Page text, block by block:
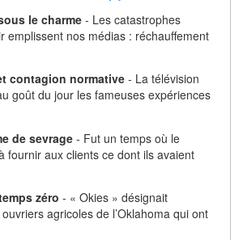
le charme - Les catastrophes
emplissent nos médias : réchauffement
contagion normative - La télévision
goût du jour les fameuses expériences
de sevrage - Fut un temps où le
fournir aux clients ce dont ils avaient
zéro - « Okies » désignait
agricoles de l’Oklahoma qui ont